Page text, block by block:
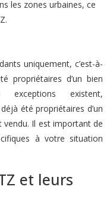
les zones urbaines, ce
uniquement, c’est-à-
propriétaires d’un bien
exceptions existent,
été propriétaires d’un
vendu. Il est important de
à votre situation
et leurs